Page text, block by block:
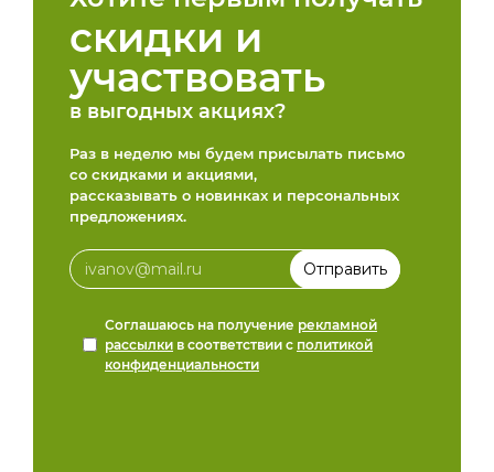
скидки и
участвовать
в выгодных акциях?
Раз в неделю мы будем присылать письмо
со скидками и акциями,
рассказывать о новинках и персональных
предложениях.
Соглашаюсь на получение рекламной
рассылки в соответствии с политикой
конфиденциальности